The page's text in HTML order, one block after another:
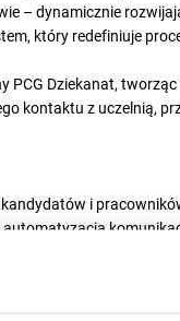
– dynamicznie
który redefiniuje
PCG Dziekanat,
kontaktu z uczelnią,
i